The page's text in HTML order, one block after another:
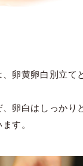
卵黄卵白別立て
卵白はしっかり
す。